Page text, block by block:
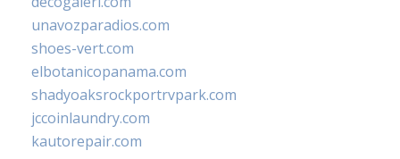
unavozparadios.com
shoes-vert.com
elbotanicopanama.com
shadyoaksrockportrvpark.com
jccoinlaundry.com
kautorepair.com